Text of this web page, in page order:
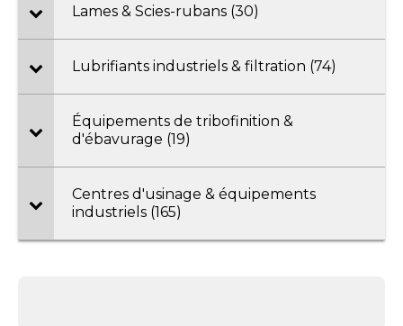
Lames & Scies-rubans (30)
Lubrifiants industriels & filtration (74)
Équipements de tribofinition &
d'ébavurage (19)
Centres d'usinage & équipements
industriels (165)